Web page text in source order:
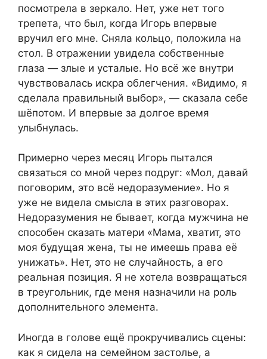
посмотрела в зеркало. Нет, уже нет того
трепета, что был, когда Игорь впервые
вручил его мне. Сняла кольцо, положила на
стол. В отражении увидела собственные
глаза — злые и усталые. Но всё же внутри
чувствовалась искра облегчения. «Видимо, я
сделала правильный выбор», — сказала себе
шёпотом. И впервые за долгое время
улыбнулась.
Примерно через месяц Игорь пытался
связаться со мной через подруг: «Мол, давай
поговорим, это всё недоразумение». Но я
уже не видела смысла в этих разговорах.
Недоразумения не бывает, когда мужчина не
способен сказать матери «Мама, хватит, это
моя будущая жена, ты не имеешь права её
унижать». Нет, это не случайность, а его
реальная позиция. Я не хотела возвращаться
в треугольник, где меня назначили на роль
дополнительного элемента.
Иногда в голове ещё прокручивались сцены:
как я сидела на семейном застолье, а